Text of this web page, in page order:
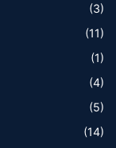
(3)
(11)
(1)
(4)
(5)
(14)